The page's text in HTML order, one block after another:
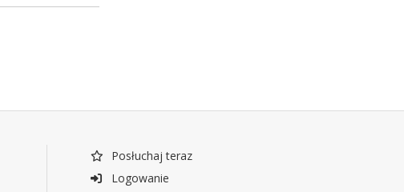
Posłuchaj teraz
Logowanie